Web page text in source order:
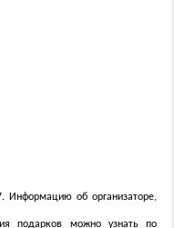
Информацию об организаторе,
подарков можно узнать по